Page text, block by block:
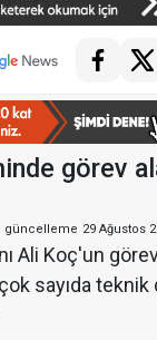
görev
güncelleme 29 Ağustos
Ali Koç'un
sayıda